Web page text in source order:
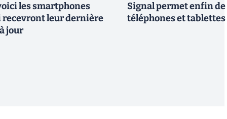
les smartphones
recevront leur dernière
jour
Signal permet enfin
téléphones et tablettes